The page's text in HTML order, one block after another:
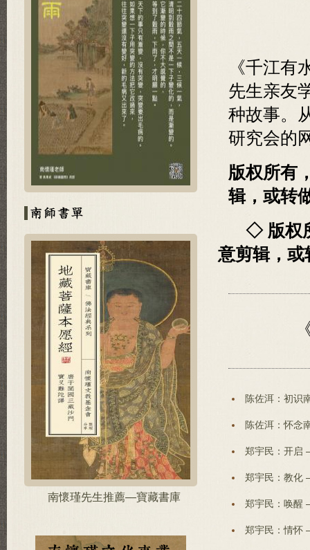
南懷瑾先生推薦—寶藏書庫
《千江有
先生亲友
种故事。
研究会的
版权所有
辑，或转
◇ 版权
意剪辑，或
陈佐洱：初识
陈佐洱：怀念
郑宇民：开启
郑宇民：教化
郑宇民：唤醒
郑宇民：情怀